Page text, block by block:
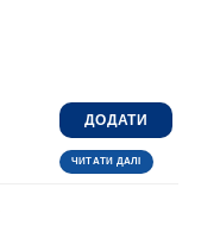
ДОДАТИ
ЧИТАТИ ДАЛІ